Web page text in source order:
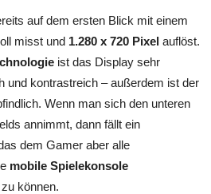
auf dem ersten Blick mit einem
misst und 1.280 x 720 Pixel auflöst.
ist das Display sehr
und kontrastreich – außerdem ist der
Wenn man sich den unteren
annimmt, dann fällt ein
dem Gamer aber alle
mobile Spielekonsole
können.